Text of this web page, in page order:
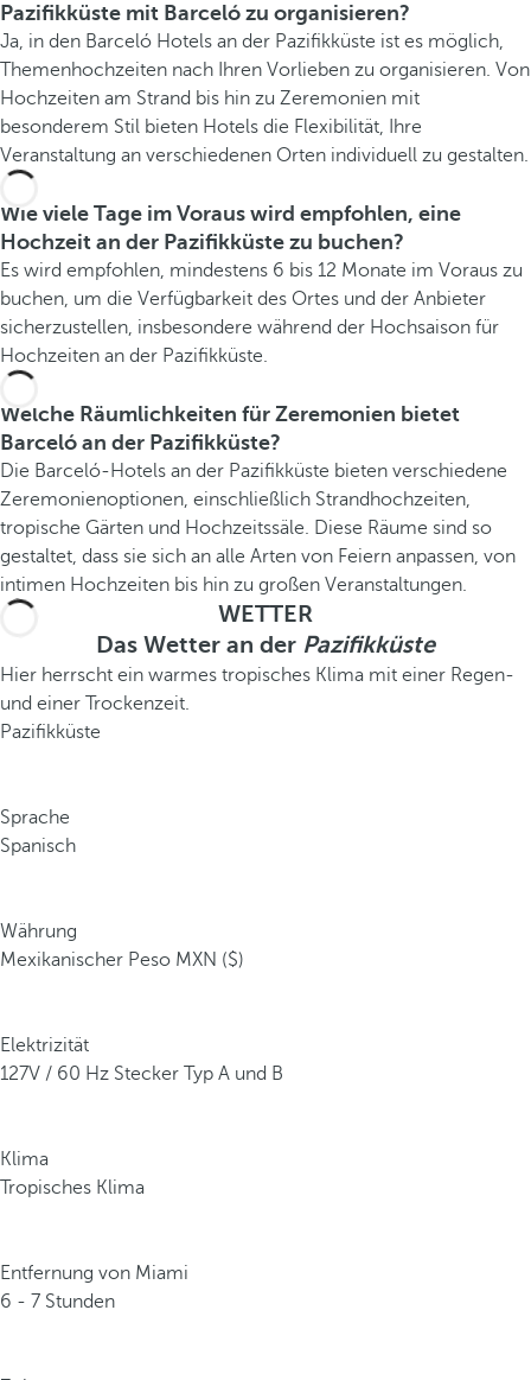
Pazifikküste mit Barceló zu organisieren?
Ja, in den Barceló Hotels an der Pazifikküste ist es möglich,
Themenhochzeiten nach Ihren Vorlieben zu organisieren. Von
Hochzeiten am Strand bis hin zu Zeremonien mit
besonderem Stil bieten Hotels die Flexibilität, Ihre
Veranstaltung an verschiedenen Orten individuell zu gestalten.
Wie viele Tage im Voraus wird empfohlen, eine
Hochzeit an der Pazifikküste zu buchen?
Es wird empfohlen, mindestens 6 bis 12 Monate im Voraus zu
buchen, um die Verfügbarkeit des Ortes und der Anbieter
sicherzustellen, insbesondere während der Hochsaison für
Hochzeiten an der Pazifikküste.
Welche Räumlichkeiten für Zeremonien bietet
Barceló an der Pazifikküste?
Die Barceló-Hotels an der Pazifikküste bieten verschiedene
Zeremonienoptionen, einschließlich Strandhochzeiten,
tropische Gärten und Hochzeitssäle. Diese Räume sind so
gestaltet, dass sie sich an alle Arten von Feiern anpassen, von
intimen Hochzeiten bis hin zu großen Veranstaltungen.
WETTER
Das Wetter an der Pazifikküste
Hier herrscht ein warmes tropisches Klima mit einer Regen-
und einer Trockenzeit.
Pazifikküste
Sprache
Spanisch
Währung
Mexikanischer Peso MXN ($)
Elektrizität
127V / 60 Hz Stecker Typ A und B
Klima
Tropisches Klima
Entfernung von Miami
6 - 7 Stunden